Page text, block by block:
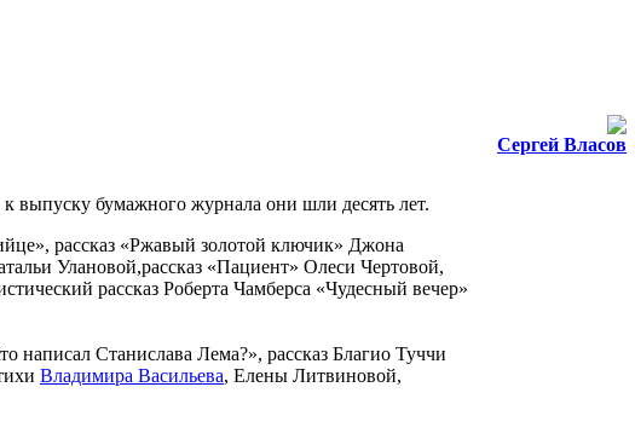
Сергей Власов
выпуску бумажного журнала они шли десять лет.
рассказ «Ржавый золотой ключик» Джона
Улановой,рассказ «Пациент» Олеси Чертовой,
рассказ Роберта Чамберса «Чудесный вечер»
Станислава Лема?», рассказ Благио Туччи
Владимира Васильева, Елены Литвиновой,